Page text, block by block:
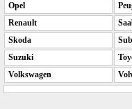
Opel
Renault
Skoda
Suzuki
Volkswagen